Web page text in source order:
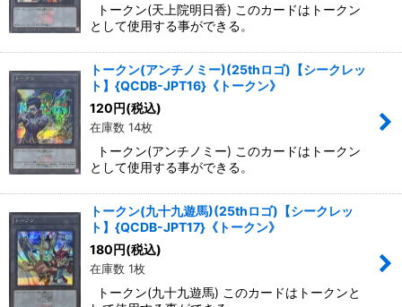
トークン(天上院明日香) このカードはトークン
として使用する事ができる。
トークン(アンチノミー)(25thロゴ)【シークレッ
ト】{QCDB-JPT16}《トークン》
120円(税込)
在庫数 14枚
トークン(アンチノミー) このカードはトークン
として使用する事ができる。
トークン(九十九遊馬)(25thロゴ)【シークレッ
ト】{QCDB-JPT17}《トークン》
180円(税込)
在庫数 1枚
トークン(九十九遊馬) このカードはトークンと